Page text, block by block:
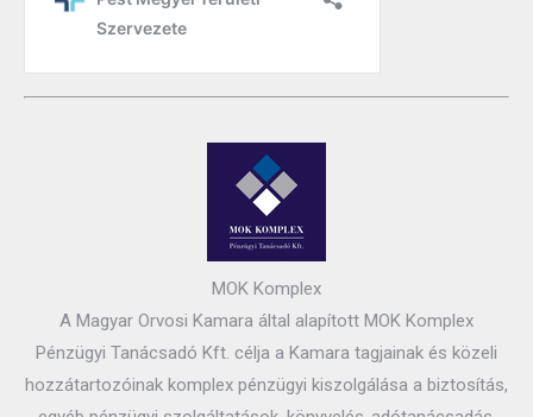
MOK Komplex
A Magyar Orvosi Kamara által alapított MOK Komplex
Pénzügyi Tanácsadó Kft. célja a Kamara tagjainak és közeli
hozzátartozóinak komplex pénzügyi kiszolgálása a biztosítás,